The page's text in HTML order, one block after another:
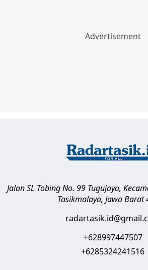
Jalan SL Tobing No. 99 Tugujaya,
Tasikmalaya, Jawa Barat
+628997447507
+6285324241516